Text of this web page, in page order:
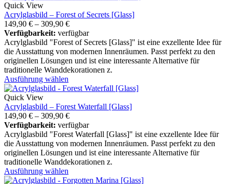
Quick View
Acrylglasbild – Forest of Secrets [Glass]
149,90 € – 309,90 €
Verfügbarkeit: verfügbar
Acrylglasbild "Forest of Secrets [Glass]" ist eine exzellente Idee für
die Ausstattung von modernen Innenräumen. Passt perfekt zu den
originellen Lösungen und ist eine interessante Alternative für
traditionelle Wanddekorationen z.
Ausführung wählen
Quick View
Acrylglasbild – Forest Waterfall [Glass]
149,90 € – 309,90 €
Verfügbarkeit: verfügbar
Acrylglasbild "Forest Waterfall [Glass]" ist eine exzellente Idee für
die Ausstattung von modernen Innenräumen. Passt perfekt zu den
originellen Lösungen und ist eine interessante Alternative für
traditionelle Wanddekorationen z.
Ausführung wählen